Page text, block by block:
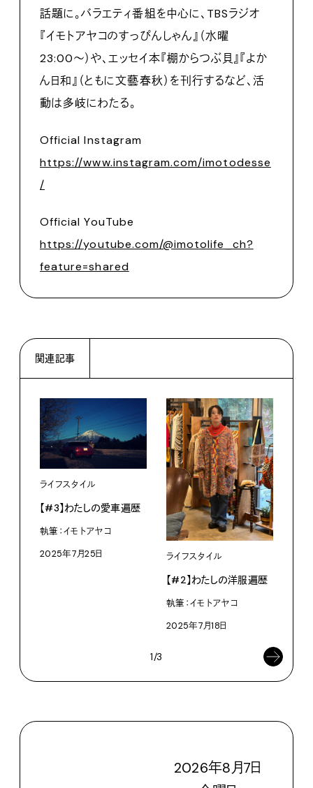
話題に。バラエティ番組を中心に、TBSラジオ
『イモトアヤコのすっぴんしゃん』（水曜
23:00〜）や、エッセイ本『棚からつぶ貝』『よか
ん日和』（ともに文藝春秋）を刊行するなど、活
動は多岐にわたる。
Official Instagram
https://www.instagram.com/imotodesse
/
Official YouTube
https://youtube.com/@imotolife_ch?
feature=shared
関連記事
ライフスタイル
【#3】わたしの愛車遍歴
執筆：イモトアヤコ
2025年7月25日
ライフスタイル
【#2】わたしの洋服遍歴
執筆：イモトアヤコ
2025年7月18日
1/3
2026年8月7日